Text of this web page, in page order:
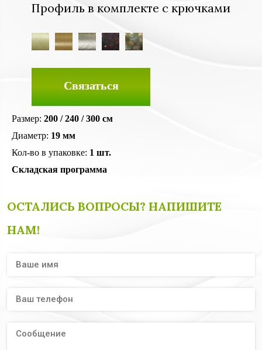
Профиль в комплекте с крючками
Связаться
Размер: 200 / 240 / 300 см
Диаметр: 19 мм
Кол-во в упаковке: 1 шт.
Складская программа
ОСТАЛИСЬ ВОПРОСЫ? НАПИШИТЕ
НАМ!